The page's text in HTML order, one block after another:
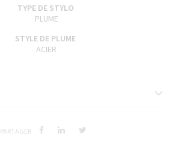
TYPE DE STYLO
PLUME
STYLE DE PLUME
ACIER
PARTAGER